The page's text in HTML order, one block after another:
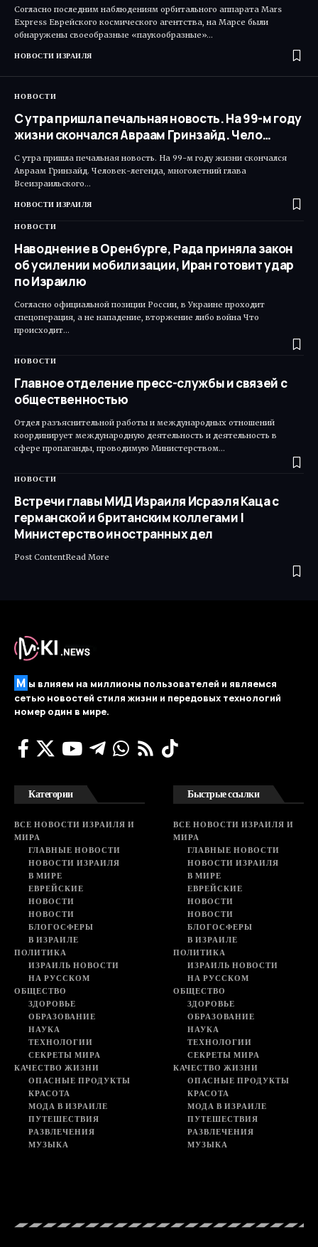
Согласно последним наблюдениям орбитального аппарата Mars
Express Еврейского космического агентства, на Марсе были
обнаружены своеобразные «паукообразные»…
НОВОСТИ ИЗРАИЛЯ
НОВОСТИ
С утра пришла печальная новость. На 99-м году
жизни скончался Авраам Гринзайд. Чело…
С утра пришла печальная новость. На 99-м году жизни скончался
Авраам Гринзайд. Человек-легенда, многолетний глава
Всеизраильского…
НОВОСТИ ИЗРАИЛЯ
НОВОСТИ
Наводнение в Оренбурге, Рада приняла закон
об усилении мобилизации, Иран готовит удар
по Израилю
Согласно официальной позиции России, в Украине проходит
спецоперация, а не нападение, вторжение либо война Что
происходит…
НОВОСТИ
Главное отделение пресс-службы и связей с
общественностью
Отдел разъяснительной работы и международных отношений
координирует международную деятельность и деятельность в
сфере пропаганды, проводимую Министерством…
НОВОСТИ
Встречи главы МИД Израиля Исраэля Каца с
германской и британским коллегами |
Министерство иностранных дел
Post ContentRead More ​
М ы влияем на миллионы пользователей и являемся
сетью новостей стиля жизни и передовых технологий
номер один в мире.
Категории
ВСЕ НОВОСТИ ИЗРАИЛЯ И
МИРА
ГЛАВНЫЕ НОВОСТИ
НОВОСТИ ИЗРАИЛЯ
В МИРЕ
ЕВРЕЙСКИЕ
НОВОСТИ
НОВОСТИ
БЛОГОСФЕРЫ
В ИЗРАИЛЕ
ПОЛИТИКА
ИЗРАИЛЬ НОВОСТИ
НА РУССКОМ
ОБЩЕСТВО
ЗДОРОВЬЕ
ОБРАЗОВАНИЕ
НАУКА
ТЕХНОЛОГИИ
СЕКРЕТЫ МИРА
КАЧЕСТВО ЖИЗНИ
ОПАСНЫЕ ПРОДУКТЫ
КРАСОТА
МОДА В ИЗРАИЛЕ
ПУТЕШЕСТВИЯ
РАЗВЛЕЧЕНИЯ
МУЗЫКА
Быстрые ссылки
ВСЕ НОВОСТИ ИЗРАИЛЯ И
МИРА
ГЛАВНЫЕ НОВОСТИ
НОВОСТИ ИЗРАИЛЯ
В МИРЕ
ЕВРЕЙСКИЕ
НОВОСТИ
НОВОСТИ
БЛОГОСФЕРЫ
В ИЗРАИЛЕ
ПОЛИТИКА
ИЗРАИЛЬ НОВОСТИ
НА РУССКОМ
ОБЩЕСТВО
ЗДОРОВЬЕ
ОБРАЗОВАНИЕ
НАУКА
ТЕХНОЛОГИИ
СЕКРЕТЫ МИРА
КАЧЕСТВО ЖИЗНИ
ОПАСНЫЕ ПРОДУКТЫ
КРАСОТА
МОДА В ИЗРАИЛЕ
ПУТЕШЕСТВИЯ
РАЗВЛЕЧЕНИЯ
МУЗЫКА